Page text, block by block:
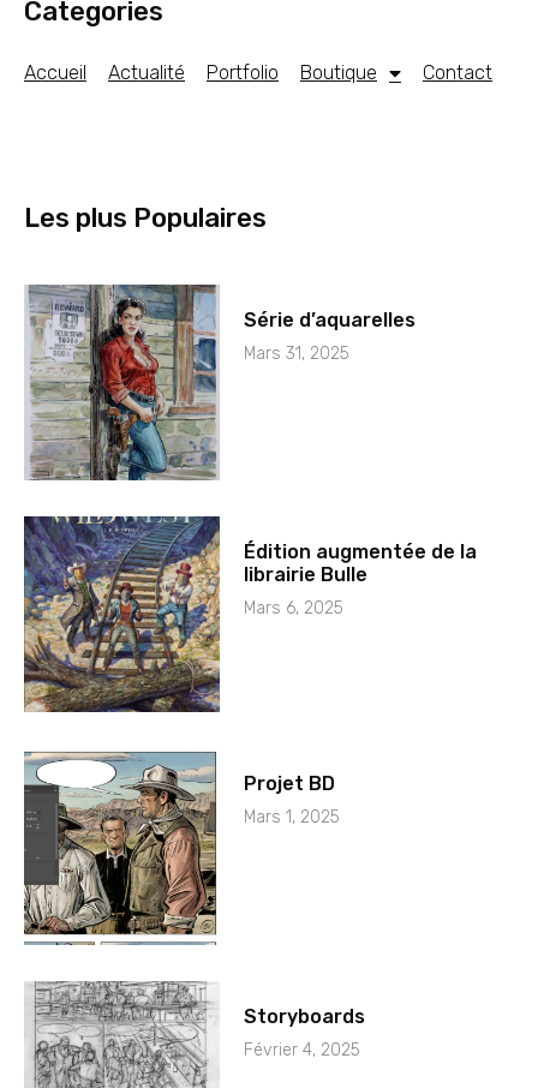
Categories
Accueil Actualité Portfolio Boutique Contact
Les plus Populaires
Série d’aquarelles
Mars 31, 2025
Édition augmentée de la
librairie Bulle
Mars 6, 2025
Projet BD
Mars 1, 2025
Storyboards
Février 4, 2025